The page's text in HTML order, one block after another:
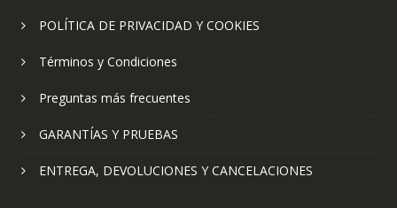
POLÍTICA DE PRIVACIDAD Y COOKIES
Términos y Condiciones
Preguntas más frecuentes
GARANTÍAS Y PRUEBAS
ENTREGA, DEVOLUCIONES Y CANCELACIONES